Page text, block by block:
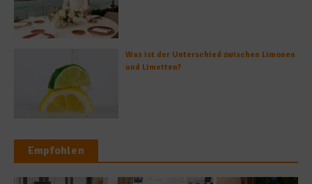
Was ist der Unterschied zwischen Limonen
und Limetten?
Empfohlen